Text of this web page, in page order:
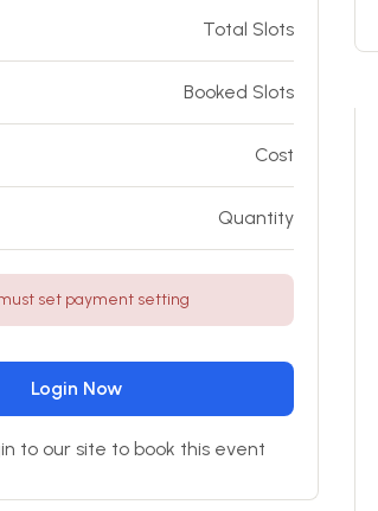
Total Slots
Booked Slots
Cost
Quantity
set payment setting!
Login Now
to our site to book this event!